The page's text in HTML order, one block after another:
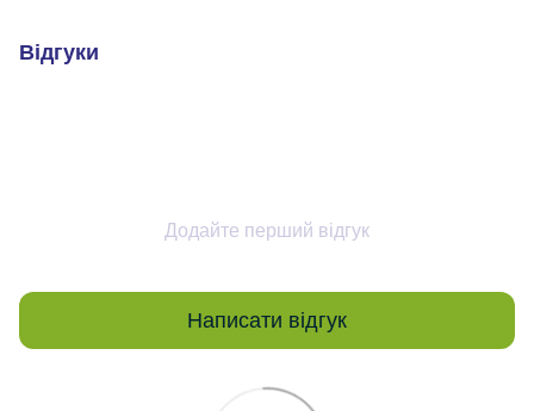
Відгуки
Додайте перший відгук
Написати відгук